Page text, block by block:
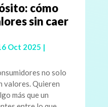
cómo
sin caer
Oct 2025 |
no solo
valores. Quieren
más que un